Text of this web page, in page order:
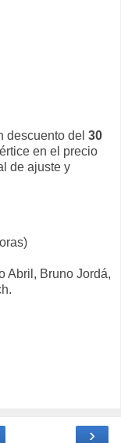
descuento del 30
en el precio
de ajuste y
Abril, Bruno Jordá,
›